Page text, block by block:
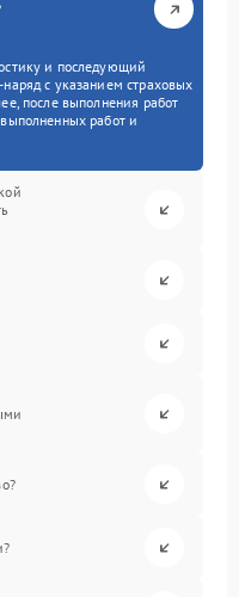
и последующий
с указанием страховых
после выполнения работ
работ и